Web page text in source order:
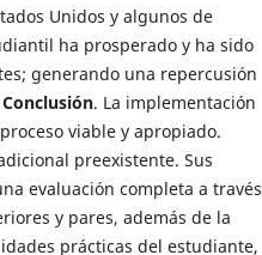
Unidos y algunos de
ha prosperado y ha sido
generando una repercusión
Conclusión. La implementación
viable y apropiado.
preexistente. Sus
evaluación completa a través
y pares, además de la
prácticas del estudiante,